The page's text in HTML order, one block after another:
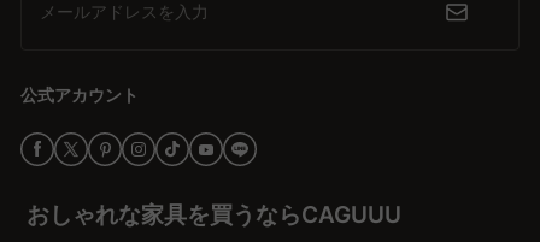
CAGUUUの家具には、5年の品質保証が付いており、多くの高評価
軽に実現できます。これにより、購入前の不安を解消し、安心して
選べる環境を整えています。
今すぐCAGUUUのオンラインストアで、おしゃれで機能的な玄関ベ
メールアドレスを入力
公式アカウント
おしゃれな家具を買うならCAGUUU